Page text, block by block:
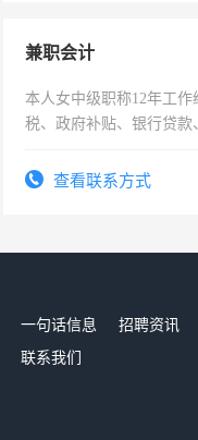
兼职会计
本人女中级职称12年工作
税、政府补贴、银行贷款
务，财务咨询等业务。欲
查看联系方式
一句话信息 招聘资讯
联系我们